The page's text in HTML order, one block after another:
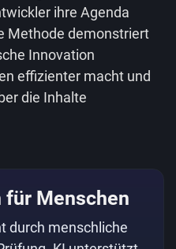
ihre Agenda
Methode demonstriert
Innovation
effizienter macht und
die Inhalte
für Menschen
durch menschliche